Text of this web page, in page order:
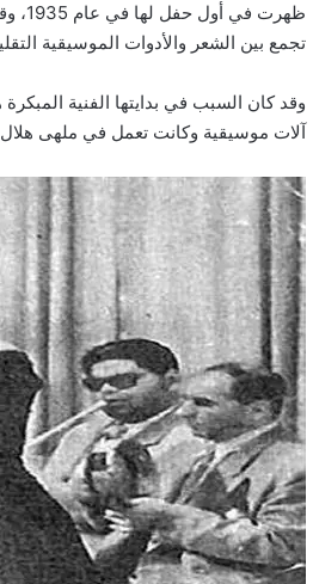
تجمع بين الشعر والأدوات الموسيقية
وقد كان السبب في بدايتها الفنية
آلات موسيقية وكانت تعمل في ملهى هلال